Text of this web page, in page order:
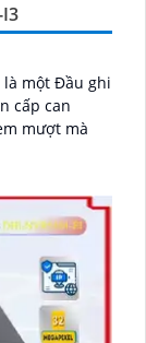
là một Đầu ghi
mượt mà